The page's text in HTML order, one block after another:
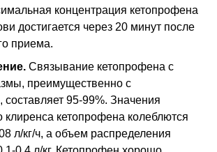
концентрация кетопрофена
достигается через 20 минут после
приема.
Связывание кетопрофена с
преимущественно с
95-99%. Значения
клиренса кетопрофена колеблются
л/кг/ч, а объем распределения